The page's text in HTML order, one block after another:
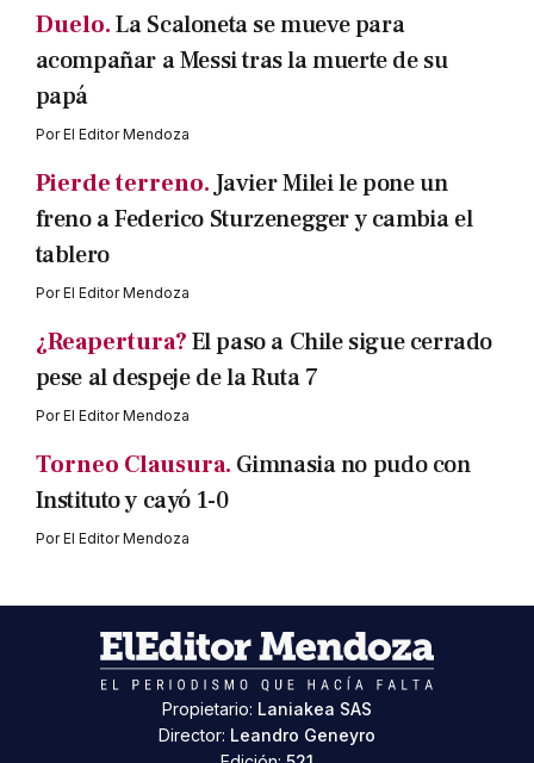
Duelo.La Scaloneta se mueve para
acompañar a Messi tras la muerte de su
papá
PorEl Editor Mendoza
Pierde terreno. Javier Milei le pone un
freno a Federico Sturzenegger y cambia el
tablero
PorEl Editor Mendoza
¿Reapertura?El paso a Chile sigue cerrado
pese al despeje de la Ruta 7
PorEl Editor Mendoza
Torneo Clausura. Gimnasia no pudo con
Instituto y cayó 1-0
PorEl Editor Mendoza
Propietario: Laniakea SAS
Director: Leandro Geneyro